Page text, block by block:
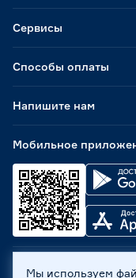
Способы оплаты
Мобильное
Сервисы
Напишите нам
ООО «Бауцентр
Мы используем